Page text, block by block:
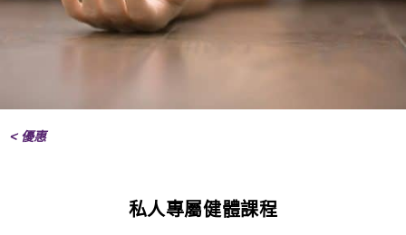
< 優惠
私人專屬健體課程